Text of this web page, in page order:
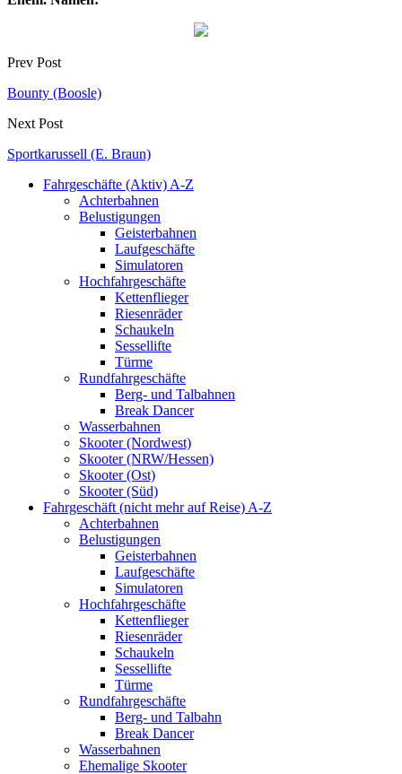
Prev Post
Bounty (Boosle)
Next Post
Sportkarussell (E. Braun)
Fahrgeschäfte (Aktiv) A-Z
Achterbahnen
Belustigungen
Geisterbahnen
Laufgeschäfte
Simulatoren
Hochfahrgeschäfte
Kettenflieger
Riesenräder
Schaukeln
Sessellifte
Türme
Rundfahrgeschäfte
Berg- und Talbahnen
Break Dancer
Wasserbahnen
Skooter (Nordwest)
Skooter (NRW/Hessen)
Skooter (Ost)
Skooter (Süd)
Fahrgeschäft (nicht mehr auf Reise) A-Z
Achterbahnen
Belustigungen
Geisterbahnen
Laufgeschäfte
Simulatoren
Hochfahrgeschäfte
Kettenflieger
Riesenräder
Schaukeln
Sessellifte
Türme
Rundfahrgeschäfte
Berg- und Talbahn
Break Dancer
Wasserbahnen
Ehemalige Skooter